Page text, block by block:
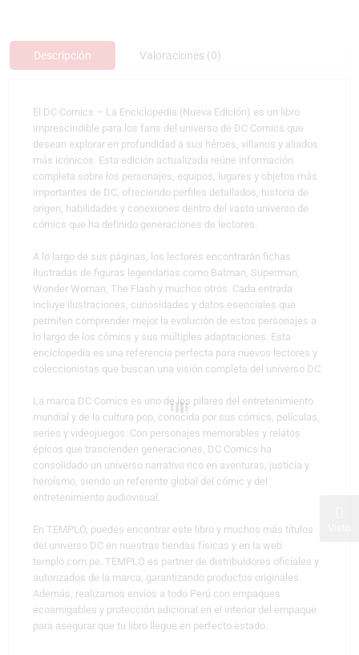
Descripción Valoraciones (0)
El DC Comics – La Enciclopedia (Nueva Edición) es un libro
imprescindible para los fans del universo de DC Comics que
desean explorar en profundidad a sus héroes, villanos y aliados
más icónicos. Esta edición actualizada reúne información
completa sobre los personajes, equipos, lugares y objetos más
importantes de DC, ofreciendo perfiles detallados, historia de
origen, habilidades y conexiones dentro del vasto universo de
cómics que ha definido generaciones de lectores.
A lo largo de sus páginas, los lectores encontrarán fichas
ilustradas de figuras legendarias como Batman, Superman,
Wonder Woman, The Flash y muchos otros. Cada entrada
incluye ilustraciones, curiosidades y datos esenciales que
permiten comprender mejor la evolución de estos personajes a
lo largo de los cómics y sus múltiples adaptaciones. Esta
enciclopedia es una referencia perfecta para nuevos lectores y
coleccionistas que buscan una visión completa del universo DC.
La marca DC Comics es uno de los pilares del entretenimiento
mundial y de la cultura pop, conocida por sus cómics, películas,
series y videojuegos. Con personajes memorables y relatos
épicos que trascienden generaciones, DC Comics ha
consolidado un universo narrativo rico en aventuras, justicia y
heroísmo, siendo un referente global del cómic y del
entretenimiento audiovisual.
En TEMPLO, puedes encontrar este libro y muchos más títulos
del universo DC en nuestras tiendas físicas y en la web
templo.com.pe. TEMPLO es partner de distribuidores oficiales y
autorizados de la marca, garantizando productos originales.
Además, realizamos envíos a todo Perú con empaques
ecoamigables y protección adicional en el interior del empaque
para asegurar que tu libro llegue en perfecto estado.